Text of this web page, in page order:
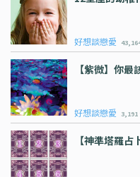
好想談戀愛
【紫微】你最
好想談戀愛 3,191
【神準塔羅